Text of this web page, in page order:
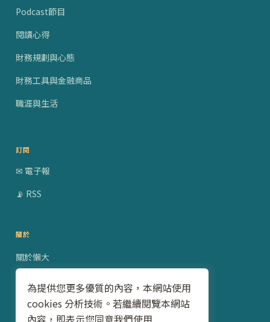
Podcast節目
閱讀心得
財務規劃與心態
財務工具與金融商品
職涯與生活
訂閱
✉ 電子報
📡 RSS
關於
關於懶大
隱私權政策
為提供您更多優質的內容，本網站使用
cookies 分析技術。若繼續閱覽本網站
內容，即表示您同意我們使用